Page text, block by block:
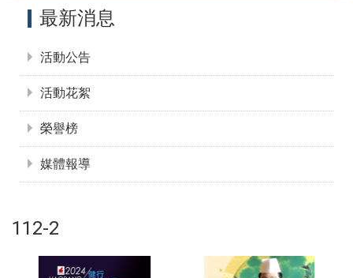
最新消息
活動公告
活動花絮
榮譽榜
媒體報導
112-2